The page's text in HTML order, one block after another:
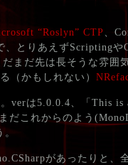
“Roslyn” CTP、
とりあえずScriptingや
まだ先は長そうな雰囲
（かもしれない）
verは5.0.0.4、「This is
これからのよう
があったりと、